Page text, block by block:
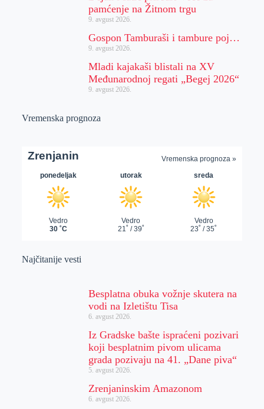
pamćenje na Žitnom trgu
9. avgust 2026.
Gospon Tamburaši i tambure poj…
9. avgust 2026.
Mladi kajakaši blistali na XV
Međunarodnoj regati „Begej 2026“
9. avgust 2026.
Vremenska prognoza
Najčitanije vesti
Besplatna obuka vožnje skutera na
vodi na Izletištu Tisa
6. avgust 2026.
Iz Gradske bašte ispraćeni pozivari
koji besplatnim pivom ulicama
grada pozivaju na 41. „Dane piva“
5. avgust 2026.
Zrenjaninskim Amazonom
6. avgust 2026.